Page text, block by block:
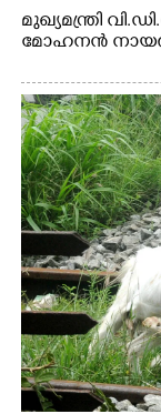
മുഖ്യമന്ത്രി
മോഹനൻ